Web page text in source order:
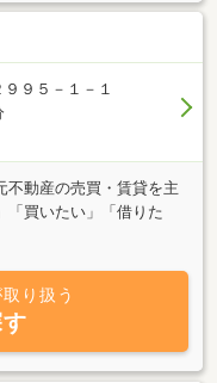
９５－１－１
不動産の売買・賃貸を主
「買いたい」「借りた
気軽にご相談くださ
り扱う